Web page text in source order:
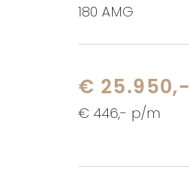
180 AMG
€ 25.950,-
€ 446,- p/m